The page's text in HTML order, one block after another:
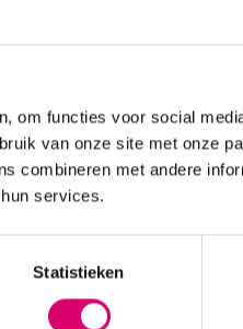
om functies voor social
van onze site met onze
combineren met andere
services.
Statistieken